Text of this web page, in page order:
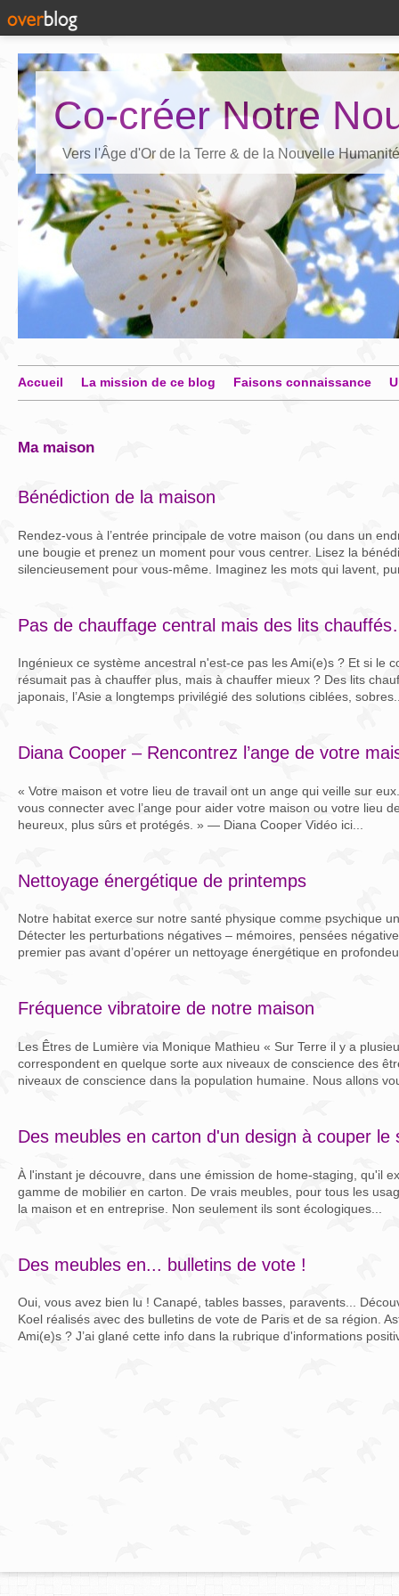
Co-créer Notre
Vers l'Âge d'Or de la Terre & de la Nouvelle Humanité
Accueil La mission de ce blog Faisons connaissance
ma maison
Bénédiction de la maison
Rendez-vous à l’entrée principale de votre maison (ou dans un
une bougie et prenez un moment pour vous centrer. Lisez la
silencieusement pour vous-même. Imaginez les mots qui lavent,
Pas de chauffage central mais des lits
Ingénieux ce système ancestral n'est-ce pas les Ami(e)s ? Et si le
résumait pas à chauffer plus, mais à chauffer mieux ? Des lits
japonais, l’Asie a longtemps privilégié des solutions ciblées,
Diana Cooper – Rencontrez l’ange de votre
« Votre maison et votre lieu de travail ont un ange qui veille sur
vous connecter avec l’ange pour aider votre maison ou votre lieu
heureux, plus sûrs et protégés. » — Diana Cooper Vidéo ici...
Nettoyage énergétique de printemps
Notre habitat exerce sur notre santé physique comme psychique
Détecter les perturbations négatives – mémoires, pensées
premier pas avant d’opérer un nettoyage énergétique en
Fréquence vibratoire de notre maison
Les Êtres de Lumière via Monique Mathieu « Sur Terre il y a
correspondent en quelque sorte aux niveaux de conscience des
niveaux de conscience dans la population humaine. Nous allons
Des meubles en carton d'un design à couper le
À l'instant je découvre, dans une émission de home-staging, qu'il
gamme de mobilier en carton. De vrais meubles, pour tous les
la maison et en entreprise. Non seulement ils sont écologiques...
Des meubles en... bulletins de vote !
Oui, vous avez bien lu ! Canapé, tables basses, paravents...
Koel réalisés avec des bulletins de vote de Paris et de sa région.
Ami(e)s ? J’ai glané cette info dans la rubrique d'informations